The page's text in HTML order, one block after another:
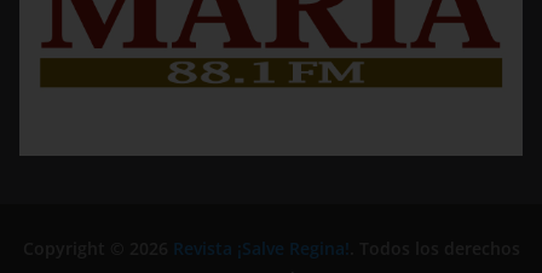
Revista ¡Salve Regina!